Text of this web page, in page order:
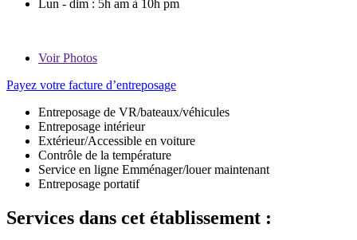
Lun - dim : 5h am à 10h pm
VoirPhotos
Payez votre facture d’entreposage
Entreposage de VR/bateaux/véhicules